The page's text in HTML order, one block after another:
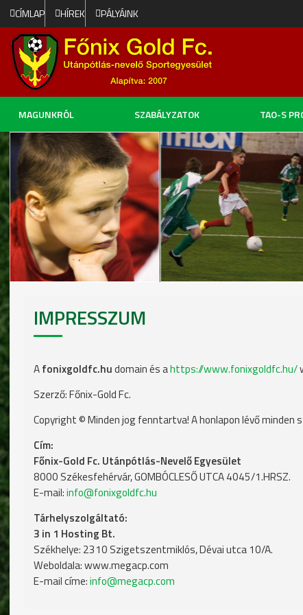
CÍMLAP HÍREK PÁLYÁINK
MAGUNKRÓL SZABÁLYZATOK TAO-S
IMPRESSZUM
Afonixgoldfc.hudomain és ahttps://www.fonixgoldfc.hu/
Szerző: Főnix-Gold Fc.
Copyright © Minden jog fenntartva! A honlapon lévő
Cím:
Főnix-Gold Fc. Utánpótlás-Nevelő Egyesület
8000 Székesfehérvár, GOMBÓCLESŐ UTCA 4045/1.HRSZ.
E-mail:info@fonixgoldfc.hu
Tárhelyszolgáltató:
3 in 1 Hosting Bt.
Székhelye: 2310 Szigetszentmiklós, Dévai utca 10/A.
Weboldala: www.megacp.com
E-mail címe:info@megacp.com